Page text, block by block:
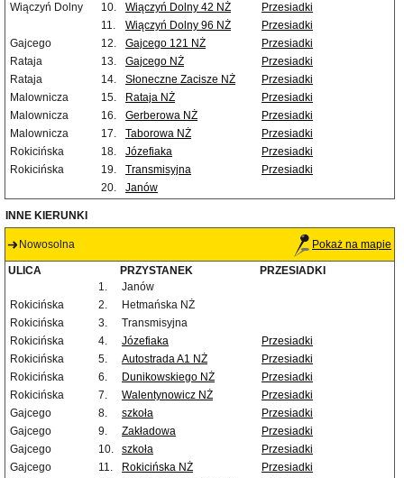
Wiączyń Dolny
10. Wiączyń Dolny 42 NŻ
Przesiadki
11.
Wiączyń Dolny 96 NŻ
Przesiadki
Gajcego
12. Gajcego 121 NŻ
Przesiadki
Rataja
13. Gajcego NŻ
Przesiadki
Rataja
14. Słoneczne Zacisze NŻ
Przesiadki
Malownicza
15. Rataja NŻ
Przesiadki
Malownicza
16. Gerberowa NŻ
Przesiadki
Malownicza
17. Taborowa NŻ
Przesiadki
Rokicińska
18. Józefiaka
Przesiadki
Rokicińska
19. Transmisyjna
Przesiadki
20.
Janów
INNE KIERUNKI
Nowosolna Pokaż na mapie
ULICA PRZYSTANEK
PRZESIADKI
1.
Janów
Rokicińska
2.
Hetmańska NŻ
Rokicińska
3.
Transmisyjna
Rokicińska
4. Józefiaka
Przesiadki
Rokicińska
5. Autostrada A1 NŻ
Przesiadki
Rokicińska
6. Dunikowskiego NŻ
Przesiadki
Rokicińska
7. Walentynowicz NŻ
Przesiadki
Gajcego
8. szkoła
Przesiadki
Gajcego
9. Zakładowa
Przesiadki
Gajcego
10. szkoła
Przesiadki
Gajcego
11. Rokicińska NŻ
Przesiadki